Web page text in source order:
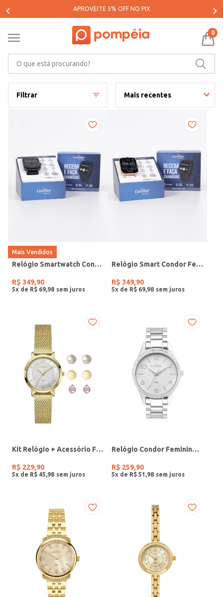
PARCELE SUAS COMPRAS EM ATÉ 5X SEM JUROS*
0
Filtrar Mais recentes
Mais Vendidos
Relógio Smartwatch Condor PRETO
R$ 349,90
5x de R$ 69 98
Relógio Smart Condor Feminino ROSE
R$ 349,90
5x de R$ 69 98
Kit Relógio + Acessório Feminino DOURADO
R$ 229,90
5x de R$ 45 98
Relógio Condor Feminino PRATA
R$ 259,90
5x de R$ 51 98